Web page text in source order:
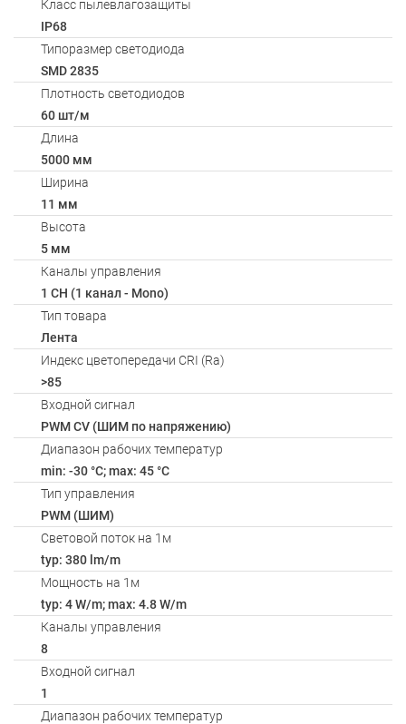
Класс пылевлагозащиты
IP68
Типоразмер светодиода
SMD 2835
Плотность светодиодов
60 шт/м
Длина
5000 мм
Ширина
11 мм
Высота
5 мм
Каналы управления
1 CH (1 канал - Mono)
Тип товара
Лента
Индекс цветопередачи CRI (Ra)
>85
Входной сигнал
PWM СV (ШИМ по напряжению)
Диапазон рабочих температур
min: -30 °C; max: 45 °C
Тип управления
PWM (ШИМ)
Световой поток на 1м
typ: 380 lm/m
Мощность на 1м
typ: 4 W/m; max: 4.8 W/m
Каналы управления
8
Входной сигнал
1
Диапазон рабочих температур